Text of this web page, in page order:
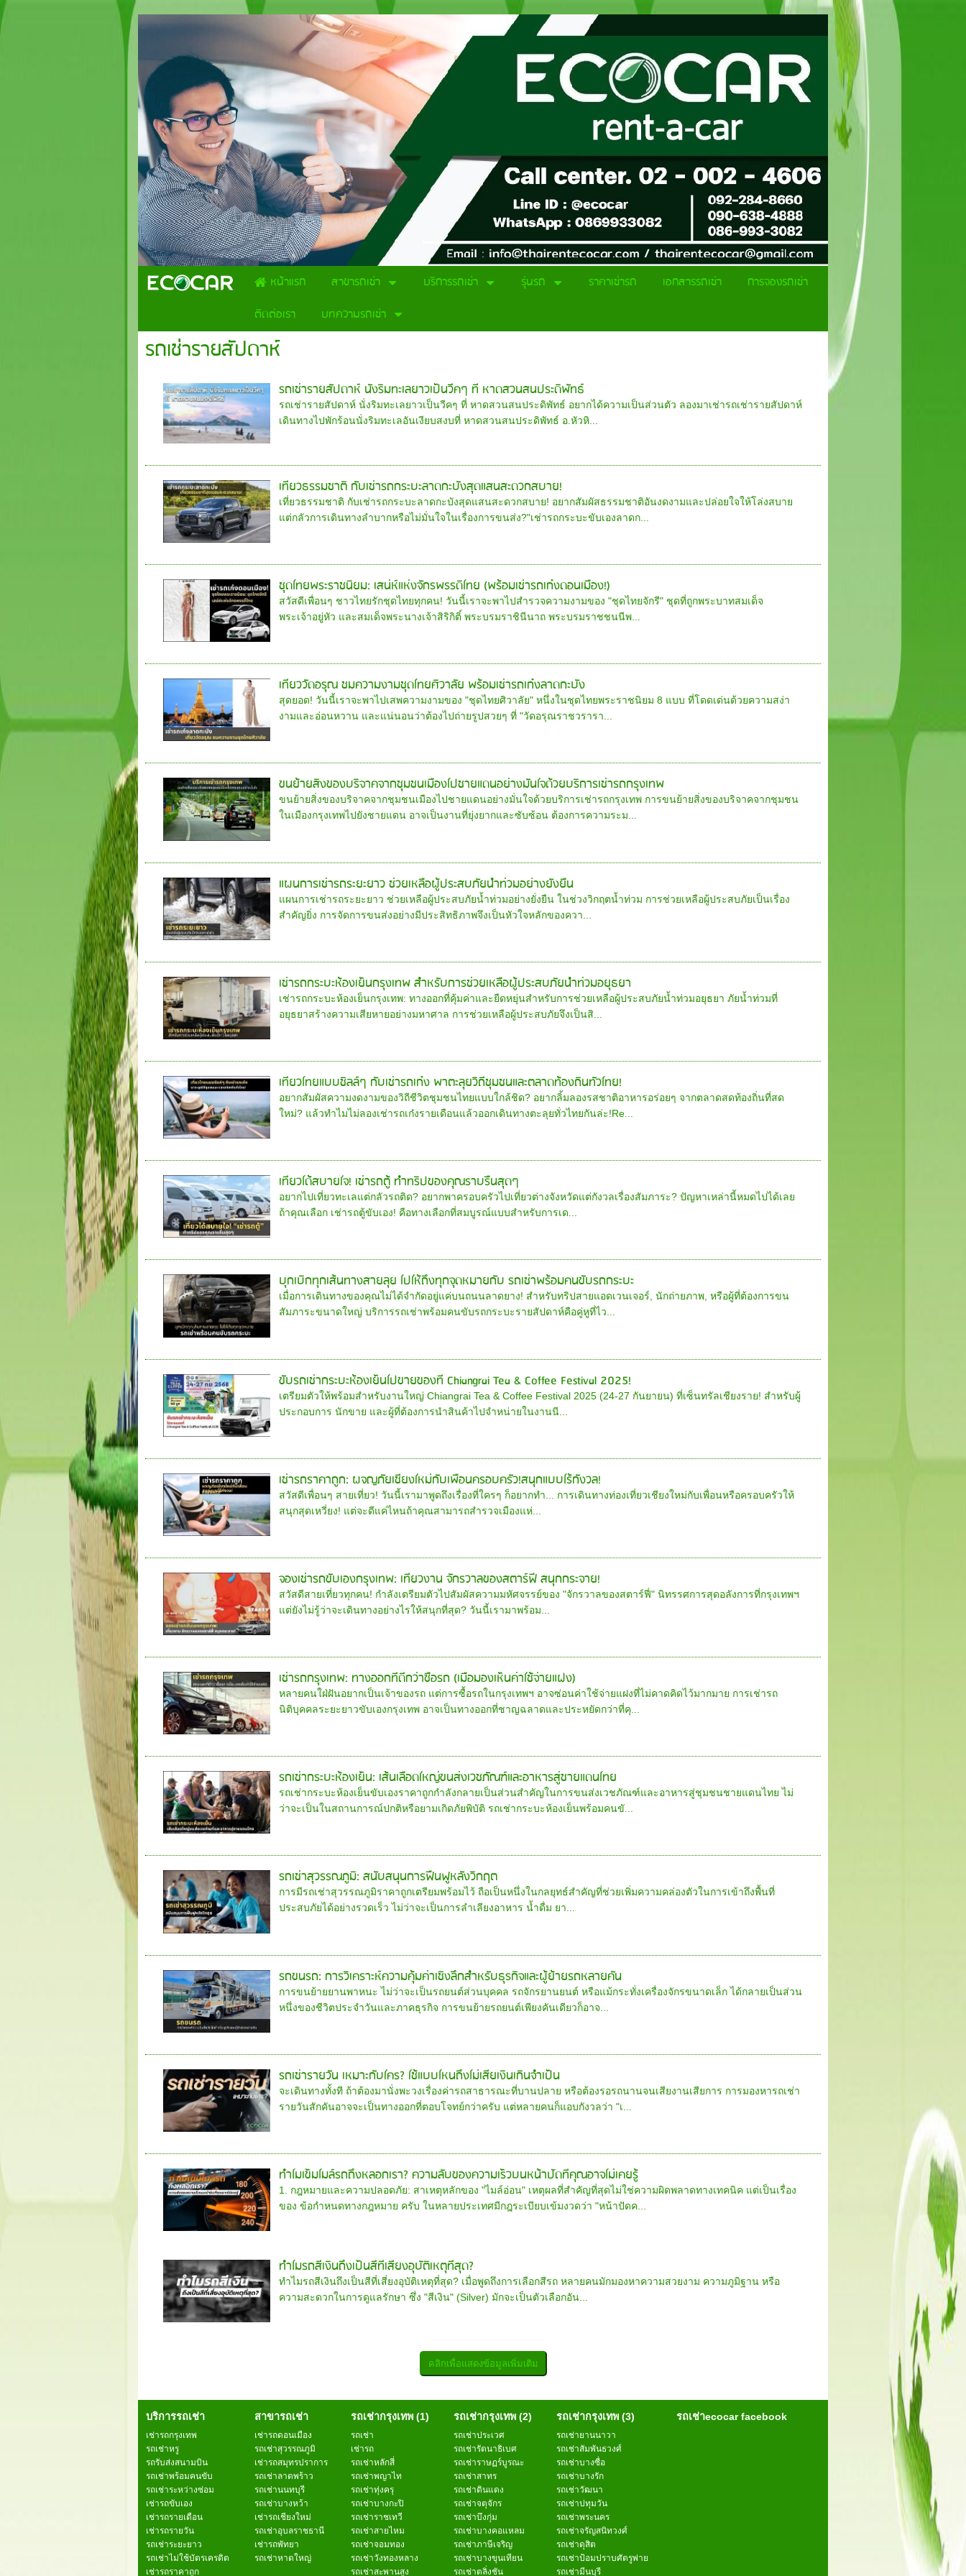
.
หน้าแรก สาขารถเช่า บริการรถเช่า รุ่นรถ ราคาเช่ารถ เอกสารรถเช่า
การจองรถเช่า
ติดต่อเรา
บทความรถเช่า
รถเช่ารายสัปดาห์
รถเช่ารายสัปดาห์ นั่งริมทะเลยาวเป็นวีคๆ ที่ หาดสวนสนประดิพัทธ์
รถเช่ารายสัปดาห์ นั่งริมทะเลยาวเป็นวีคๆ ที่ หาดสวนสนประดิพัทธ์ อยากได้ความเป็นส่วนตัว ลองมาเช่ารถเช่ารายสัปดาห์
เดินทางไปพักร้อนนั่งริมทะเลอันเงียบสงบที่ หาดสวนสนประดิพัทธ์ อ.หัวหิ...
เที่ยวธรรมชาติ กับเช่ารถกระบะลาดกะบังสุดแสนสะดวกสบาย!
เที่ยวธรรมชาติ กับเช่ารถกระบะลาดกะบังสุดแสนสะดวกสบาย! อยากสัมผัสธรรมชาติอันงดงามและปล่อยใจให้โล่งสบาย
แต่กลัวการเดินทางลำบากหรือไม่มั่นใจในเรื่องการขนส่ง?"เช่ารถกระบะขับเองลาดก...
ชุดไทยพระราชนิยม: เสน่ห์แห่งจักรพรรดิ์ไทย (พร้อมเช่ารถเก๋งดอนเมือง!)
สวัสดีเพื่อนๆ ชาวไทยรักชุดไทยทุกคน! วันนี้เราจะพาไปสำรวจความงามของ "ชุดไทยจักรี" ชุดที่ถูกพระบาทสมเด็จ
พระเจ้าอยู่หัว และสมเด็จพระนางเจ้าสิริกิติ์ พระบรมราชินีนาถ พระบรมราชชนนีพ...
เที่ยววัดอรุณ ชมความงามชุดไทยศิวาลัย พร้อมเช่ารถเก๋งลาดกะบัง
สุดยอด! วันนี้เราจะพาไปเสพความงามของ "ชุดไทยศิวาลัย" หนึ่งในชุดไทยพระราชนิยม 8 แบบ ที่โดดเด่นด้วยความสง่า
งามและอ่อนหวาน และแน่นอนว่าต้องไปถ่ายรูปสวยๆ ที่ "วัดอรุณราชวรารา...
ขนย้ายสิ่งของบริจาคจากชุมชนเมืองไปชายแดนอย่างมั่นใจด้วยบริการเช่ารถกรุงเทพ
ขนย้ายสิ่งของบริจาคจากชุมชนเมืองไปชายแดนอย่างมั่นใจด้วยบริการเช่ารถกรุงเทพ การขนย้ายสิ่งของบริจาคจากชุมชน
ในเมืองกรุงเทพไปยังชายแดน อาจเป็นงานที่ยุ่งยากและซับซ้อน ต้องการความระม...
แผนการเช่ารถระยะยาว ช่วยเหลือผู้ประสบภัยน้ำท่วมอย่างยั่งยืน
แผนการเช่ารถระยะยาว ช่วยเหลือผู้ประสบภัยน้ำท่วมอย่างยั่งยืน ในช่วงวิกฤตน้ำท่วม การช่วยเหลือผู้ประสบภัยเป็นเรื่อง
สำคัญยิ่ง การจัดการขนส่งอย่างมีประสิทธิภาพจึงเป็นหัวใจหลักของควา...
เช่ารถกระบะห้องเย็นกรุงเทพ สำหรับการช่วยเหลือผู้ประสบภัยน้ำท่วมอยุธยา
เช่ารถกระบะห้องเย็นกรุงเทพ: ทางออกที่คุ้มค่าและยืดหยุ่นสำหรับการช่วยเหลือผู้ประสบภัยน้ำท่วมอยุธยา ภัยน้ำท่วมที่
อยุธยาสร้างความเสียหายอย่างมหาศาล การช่วยเหลือผู้ประสบภัยจึงเป็นสิ...
เที่ยวไทยแบบชิลล์ๆ กับเช่ารถเก๋ง พาตะลุยวิถีชุมชนและตลาดท้องถิ่นทั่วไทย!
อยากสัมผัสความงดงามของวิถีชีวิตชุมชนไทยแบบใกล้ชิด? อยากลิ้มลองรสชาติอาหารอร่อยๆ จากตลาดสดท้องถิ่นที่สด
ใหม่? แล้วทำไมไม่ลองเช่ารถเก๋งรายเดือนแล้วออกเดินทางตะลุยทั่วไทยกันล่ะ!Re...
เที่ยวได้สบายใจ! เช่ารถตู้ ทำทริปของคุณราบรื่นสุดๆ
อยากไปเที่ยวทะเลแต่กลัวรถติด? อยากพาครอบครัวไปเที่ยวต่างจังหวัดแต่กังวลเรื่องสัมภาระ? ปัญหาเหล่านี้หมดไปได้เลย
ถ้าคุณเลือก เช่ารถตู้ขับเอง! คือทางเลือกที่สมบูรณ์แบบสำหรับการเด...
บุกเบิกทุกเส้นทางสายลุย ไปให้ถึงทุกจุดหมายกับ รถเช่าพร้อมคนขับรถกระบะ
เมื่อการเดินทางของคุณไม่ได้จำกัดอยู่แค่บนถนนลาดยาง! สำหรับทริปสายแอดเวนเจอร์, นักถ่ายภาพ, หรือผู้ที่ต้องการขน
สัมภาระขนาดใหญ่ บริการรถเช่าพร้อมคนขับรถกระบะรายสัปดาห์คือคู่หูที่ไว...
ขับรถเช่ากระบะห้องเย็นไปขายของที่ Chiangrai Tea & Coffee Festival 2025!
เตรียมตัวให้พร้อมสำหรับงานใหญ่ Chiangrai Tea & Coffee Festival 2025 (24-27 กันยายน) ที่เซ็นทรัลเชียงราย! สำหรับผู้
ประกอบการ นักขาย และผู้ที่ต้องการนำสินค้าไปจำหน่ายในงานนี...
เช่ารถราคาถูก: ผจญภัยเชียงใหม่กับเพื่อนครอบครัว!สนุกแบบไร้กังวล!
สวัสดีเพื่อนๆ สายเที่ยว! วันนี้เรามาพูดถึงเรื่องที่ใครๆ ก็อยากทำ... การเดินทางท่องเที่ยวเชียงใหม่กับเพื่อนหรือครอบครัวให้
สนุกสุดเหวี่ยง! แต่จะดีแค่ไหนถ้าคุณสามารถสำรวจเมืองแห่...
จองเช่ารถขับเองกรุงเทพ: เที่ยวงาน จักรวาลของสตาร์ฟี่ สนุกกระจาย!
สวัสดีสายเที่ยวทุกคน! กำลังเตรียมตัวไปสัมผัสความมหัศจรรย์ของ "จักรวาลของสตาร์ฟี่" นิทรรศการสุดอลังการที่กรุงเทพฯ
แต่ยังไม่รู้ว่าจะเดินทางอย่างไรให้สนุกที่สุด? วันนี้เรามาพร้อม...
เช่ารถกรุงเทพ: ทางออกที่ดีกว่าซื้อรถ (เมื่อมองเห็นค่าใช้จ่ายแฝง)
หลายคนใฝ่ฝันอยากเป็นเจ้าของรถ แต่การซื้อรถในกรุงเทพฯ อาจซ่อนค่าใช้จ่ายแฝงที่ไม่คาดคิดไว้มากมาย การเช่ารถ
นิติบุคคลระยะยาวขับเองกรุงเทพ อาจเป็นทางออกที่ชาญฉลาดและประหยัดกว่าที่คุ...
รถเช่ากระบะห้องเย็น: เส้นเลือดใหญ่ขนส่งเวชภัณฑ์และอาหารสู่ชายแดนไทย
รถเช่ากระบะห้องเย็นขับเองราคาถูกกำลังกลายเป็นส่วนสำคัญในการขนส่งเวชภัณฑ์และอาหารสู่ชุมชนชายแดนไทย ไม่
ว่าจะเป็นในสถานการณ์ปกติหรือยามเกิดภัยพิบัติ รถเช่ากระบะห้องเย็นพร้อมคนขั...
รถเช่าสุวรรณภูมิ: สนับสนุนการฟื้นฟูหลังวิกฤต
การมีรถเช่าสุวรรณภูมิราคาถูกเตรียมพร้อมไว้ ถือเป็นหนึ่งในกลยุทธ์สำคัญที่ช่วยเพิ่มความคล่องตัวในการเข้าถึงพื้นที่
ประสบภัยได้อย่างรวดเร็ว ไม่ว่าจะเป็นการลำเลียงอาหาร น้ำดื่ม ยา...
รถขนรถ: การวิเคราะห์ความคุ้มค่าเชิงลึกสำหรับธุรกิจและผู้ย้ายรถหลายคัน
การขนย้ายยานพาหนะ ไม่ว่าจะเป็นรถยนต์ส่วนบุคคล รถจักรยานยนต์ หรือแม้กระทั่งเครื่องจักรขนาดเล็ก ได้กลายเป็นส่วน
หนึ่งของชีวิตประจำวันและภาคธุรกิจ การขนย้ายรถยนต์เพียงคันเดียวก็อาจ...
รถเช่ารายวัน เหมาะกับใคร? ใช้แบบไหนถึงไม่เสียเงินเกินจำเป็น
จะเดินทางทั้งที ถ้าต้องมานั่งพะวงเรื่องค่ารถสาธารณะที่บานปลาย หรือต้องรอรถนานจนเสียงานเสียการ การมองหารถเช่า
รายวันสักคันอาจจะเป็นทางออกที่ตอบโจทย์กว่าครับ แต่หลายคนก็แอบกังวลว่า "เ...
ทำไมเข็มไมล์รถถึงหลอกเรา? ความลับของความเร็วบนหน้าปัดที่คุณอาจไม่เคยรู้
1. กฎหมายและความปลอดภัย: สาเหตุหลักของ "ไมล์อ่อน" เหตุผลที่สำคัญที่สุดไม่ใช่ความผิดพลาดทางเทคนิค แต่เป็นเรื่อง
ของ ข้อกำหนดทางกฎหมาย ครับ ในหลายประเทศมีกฎระเบียบเข้มงวดว่า "หน้าปัดค...
ทำไมรถสีเงินถึงเป็นสีที่เสี่ยงอุบัติเหตุที่สุด?
ทำไมรถสีเงินถึงเป็นสีที่เสี่ยงอุบัติเหตุที่สุด? เมื่อพูดถึงการเลือกสีรถ หลายคนมักมองหาความสวยงาม ความภูมิฐาน หรือ
ความสะดวกในการดูแลรักษา ซึ่ง "สีเงิน" (Silver) มักจะเป็นตัวเลือกอัน...
บริการรถเช่า
เช่ารถกรุงเทพ
รถเช่าหรู
รถรับส่งสนามบิน
รถเช่าพร้อมคนขับ
รถเช่าระหว่างซ่อม
เช่ารถขับเอง
เช่ารถรายเดือน
เช่ารถรายวัน
รถเช่าระยะยาว
รถเช่าไม่ใช้บัตรเครดิต
เช่ารถราคาถูก
สาขารถเช่า
เช่ารถดอนเมือง
รถเช่าสุวรรณภูมิ
เช่ารถสมุทรปราการ
รถเช่าลาดพร้าว
รถเช่านนทบุรี
รถเช่าบางหว้า
เช่ารถเชียงใหม่
รถเช่าอุบลราชธานี
เช่ารถพัทยา
รถเช่าหาดใหญ่
รถเช่ากรุงเทพ (1)
รถเช่า
เช่ารถ
รถเช่าหลักสี่
รถเช่าพญาไท
รถเช่าทุ่งครุ
รถเช่าบางกะปิ
รถเช่าราชเทวี
รถเช่าสายไหม
รถเช่าจอมทอง
รถเช่าวังทองหลาง
รถเช่าสะพานสูง
รถเช่ากรุงเทพ (2)
รถเช่าประเวศ
รถเช่ารัตนาธิเบศ
รถเช่าราษฏร์บูรณะ
รถเช่าสาทร
รถเช่าดินแดง
รถเช่าจตุจักร
รถเช่าบึงกุ่ม
รถเช่าบางคอแหลม
รถเช่าภาษีเจริญ
รถเช่าบางขุนเทียน
รถเช่าตลิ่งชัน
รถเช่ากรุงเทพ (3)
รถเช่ายานนาวา
รถเช่าสัมพันธวงศ์
รถเช่าบางซื่อ
รถเช่าบางรัก
รถเช่าวัฒนา
รถเช่าปทุมวัน
รถเช่าพระนคร
รถเช่าจรัญสนิทวงศ์
รถเช่าดุสิต
รถเช่าป้อมปราบศัตรูพ่าย
รถเช่ามีนบุรี
รถเช่าecocar facebook